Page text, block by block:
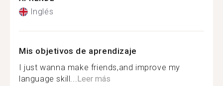
Inglés
Mis objetivos de aprendizaje
I just wanna make friends,and improve my
language skill...Leer más